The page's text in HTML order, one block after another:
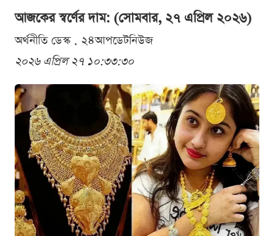
আজকের স্বর্ণের দাম: (সোমবার, ২৭ এপ্রিল ২০২৬)
অর্থনীতি ডেস্ক . ২৪আপডেটনিউজ
২০২৬ এপ্রিল ২৭ ১০:৩৩:৩০